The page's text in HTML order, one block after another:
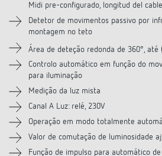
Transferências
Acessórios
Produtos semelhantes
Midi pre-configurado, longitud del
Detetor de movimentos passivo por
montagem no teto
Área de deteção redonda de 360°, até
Controlo automático em função do
para iluminação
Medição da luz mista
Canal A Luz: relé, 230V
Operação em modo totalmente
Valor de comutação de luminosidade
Função de impulso para automático de